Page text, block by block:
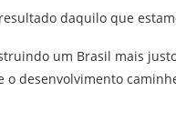
daquilo que
um Brasil mais
o desenvolvimento